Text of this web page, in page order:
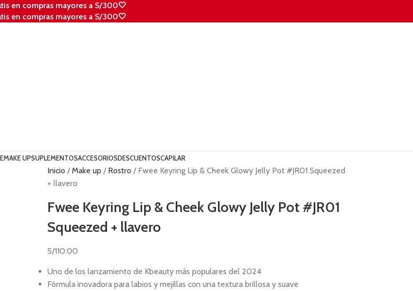
en compras mayores a S/300🤍
en compras mayores a S/300🤍
MAKE UPSUPLEMENTOSACCESORIOSDESCUENTOSCAPILAR
Inicio Make up Rostro
Fwee Keyring Lip & Cheek Glowy Jelly Pot #JR01 Squeezed
+ llavero
Fwee Keyring Lip & Cheek Glowy Jelly Pot #JR01
Squeezed + llavero
S/110.00
Uno de los lanzamiento de Kbeauty más populares del 2024
Fórmula inovadora para labios y mejillas con una textura brillosa y suave